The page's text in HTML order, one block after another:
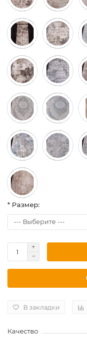
* Размер:
В закладки
Качество